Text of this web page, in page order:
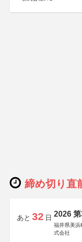
締め切り直
あと 32 日 2026
福井県美浜
式会社